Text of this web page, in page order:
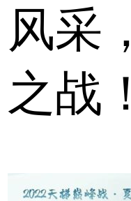
风采
之战！